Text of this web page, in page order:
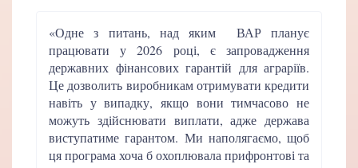
«Одне з питань, над яким ВАР планує
працювати у 2026 році, є запровадження
державних фінансових гарантій для аграріїв.
Це дозволить виробникам отримувати кредити
навіть у випадку, якщо вони тимчасово не
можуть здійснювати виплати, адже держава
виступатиме гарантом. Ми наполягаємо, щоб
ця програма хоча б охоплювала прифронтові та